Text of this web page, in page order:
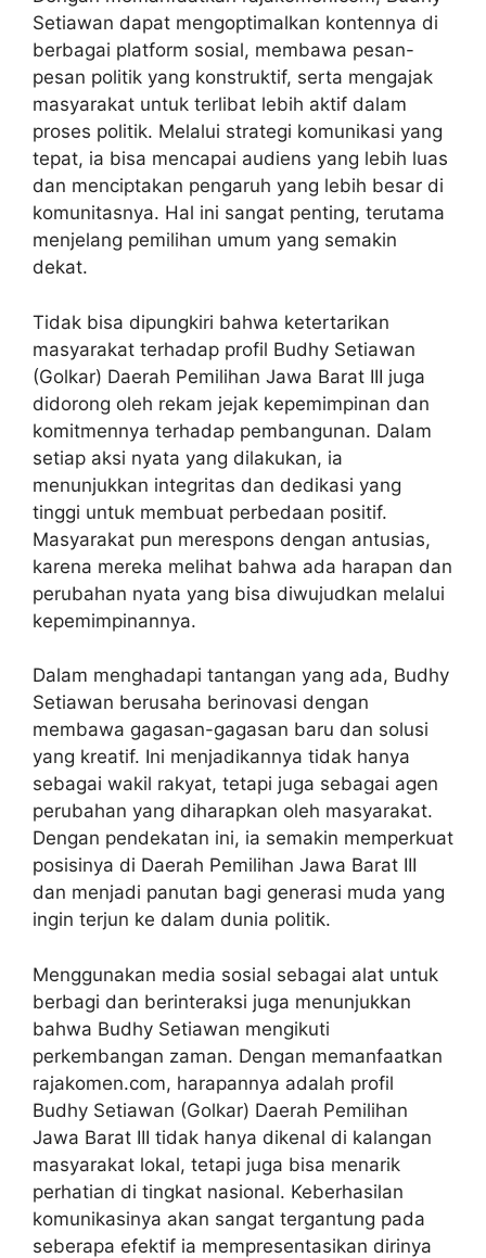
Setiawan dapat mengoptimalkan kontennya di
berbagai platform sosial, membawa pesan-
pesan politik yang konstruktif, serta mengajak
masyarakat untuk terlibat lebih aktif dalam
proses politik. Melalui strategi komunikasi yang
tepat, ia bisa mencapai audiens yang lebih luas
dan menciptakan pengaruh yang lebih besar di
komunitasnya. Hal ini sangat penting, terutama
menjelang pemilihan umum yang semakin
dekat.
Tidak bisa dipungkiri bahwa ketertarikan
masyarakat terhadap profil Budhy Setiawan
(Golkar) Daerah Pemilihan Jawa Barat III juga
didorong oleh rekam jejak kepemimpinan dan
komitmennya terhadap pembangunan. Dalam
setiap aksi nyata yang dilakukan, ia
menunjukkan integritas dan dedikasi yang
tinggi untuk membuat perbedaan positif.
Masyarakat pun merespons dengan antusias,
karena mereka melihat bahwa ada harapan dan
perubahan nyata yang bisa diwujudkan melalui
kepemimpinannya.
Dalam menghadapi tantangan yang ada, Budhy
Setiawan berusaha berinovasi dengan
membawa gagasan-gagasan baru dan solusi
yang kreatif. Ini menjadikannya tidak hanya
sebagai wakil rakyat, tetapi juga sebagai agen
perubahan yang diharapkan oleh masyarakat.
Dengan pendekatan ini, ia semakin memperkuat
posisinya di Daerah Pemilihan Jawa Barat III
dan menjadi panutan bagi generasi muda yang
ingin terjun ke dalam dunia politik.
Menggunakan media sosial sebagai alat untuk
berbagi dan berinteraksi juga menunjukkan
bahwa Budhy Setiawan mengikuti
perkembangan zaman. Dengan memanfaatkan
rajakomen.com, harapannya adalah profil
Budhy Setiawan (Golkar) Daerah Pemilihan
Jawa Barat III tidak hanya dikenal di kalangan
masyarakat lokal, tetapi juga bisa menarik
perhatian di tingkat nasional. Keberhasilan
komunikasinya akan sangat tergantung pada
seberapa efektif ia mempresentasikan dirinya